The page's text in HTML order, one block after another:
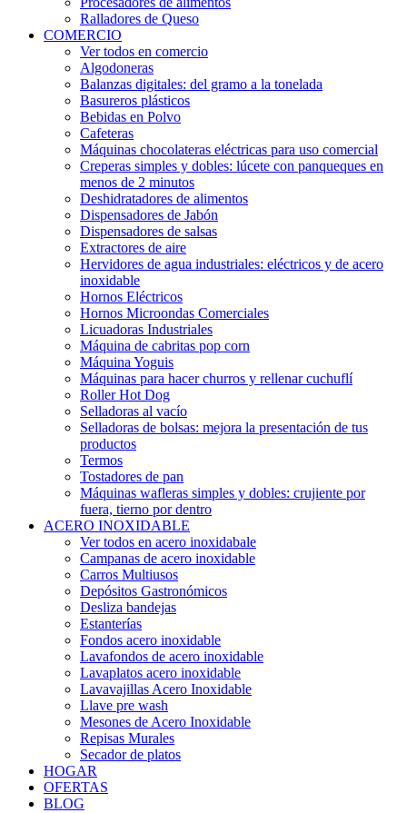
Ralladores de Queso
COMERCIO
Ver todos en comercio
Algodoneras
Balanzas digitales: del gramo a la tonelada
Basureros plásticos
Bebidas en Polvo
Cafeteras
Máquinas chocolateras eléctricas para uso comercial
Creperas simples y dobles: lúcete con panqueques en
menos de 2 minutos
Deshidratadores de alimentos
Dispensadores de Jabón
Dispensadores de salsas
Extractores de aire
Hervidores de agua industriales: eléctricos y de acero
inoxidable
Hornos Eléctricos
Hornos Microondas Comerciales
Licuadoras Industriales
Máquina de cabritas pop corn
Máquina Yoguis
Máquinas para hacer churros y rellenar cuchuflí
Roller Hot Dog
Selladoras al vacío
Selladoras de bolsas: mejora la presentación de tus
productos
Termos
Tostadores de pan
Máquinas wafleras simples y dobles: crujiente por
fuera, tierno por dentro
ACERO INOXIDABLE
Ver todos en acero inoxidabale
Campanas de acero inoxidable
Carros Multiusos
Depósitos Gastronómicos
Desliza bandejas
Estanterías
Fondos acero inoxidable
Lavafondos de acero inoxidable
Lavaplatos acero inoxidable
Lavavajillas Acero Inoxidable
Llave pre wash
Mesones de Acero Inoxidable
Repisas Murales
Secador de platos
HOGAR
OFERTAS
BLOG